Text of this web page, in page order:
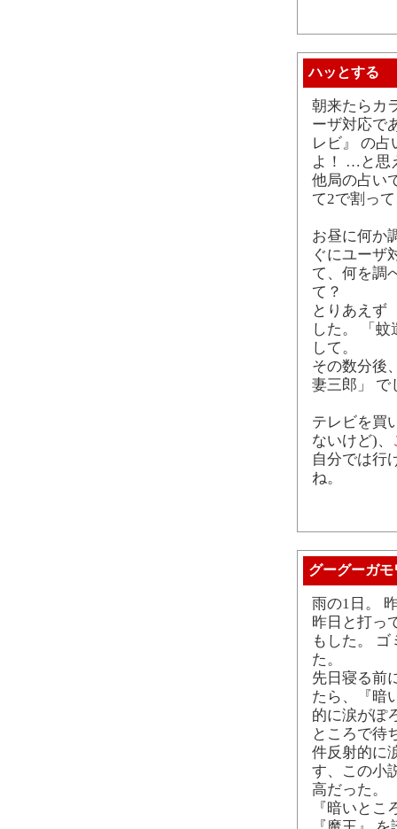
ハッとする
朝来たらカ
ーザ対応で
レビ』 の占
よ！ …と思
他局の占い
て2で割っ
お昼に何か
ぐにユーザ
て、何を調
て？
とりあえず
した。 「
して。
その数分後
妻三郎」 で
テレビを買
ないけど)、
自分では行
ね。
グーグーガモ
雨の1日。
昨日と打っ
もした。
た。
先日寝る前
たら、『暗
的に涙がぽ
ところで待
件反射的に
す、この小
高だった。
『暗いと